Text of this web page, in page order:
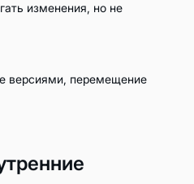
изменения, но не
версиями, перемещение